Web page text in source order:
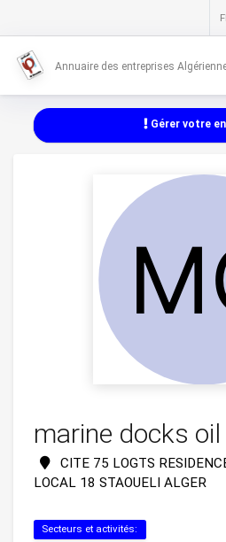
Annuaire des entreprises
Gérer votre
marine docks oil
CITE 75 LOGTS
LOCAL 18 STAOUELI ALGER
Secteurs et activités: